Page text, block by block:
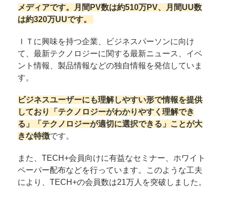
メディアです。月間PV数は約510万PV、月間UU数
は約320万UUです。
ＩＴに興味を持つ企業、ビジネスパーソンに向け
て、最新テクノロジーに関する最新ニュース、イベ
ント情報、製品情報などの独自情報を発信していま
す。
ビジネスユーザーにも理解しやすい形で情報を提供
しており「テクノロジーがわかりやすく理解でき
る」「テクノロジーが適切に選択できる」ことが大
きな特徴です。
また、TECH+会員向けに有益なセミナー、ホワイト
ペーパー配布などを行っています。このような工夫
により、TECH+の会員数は21万人を突破しました。